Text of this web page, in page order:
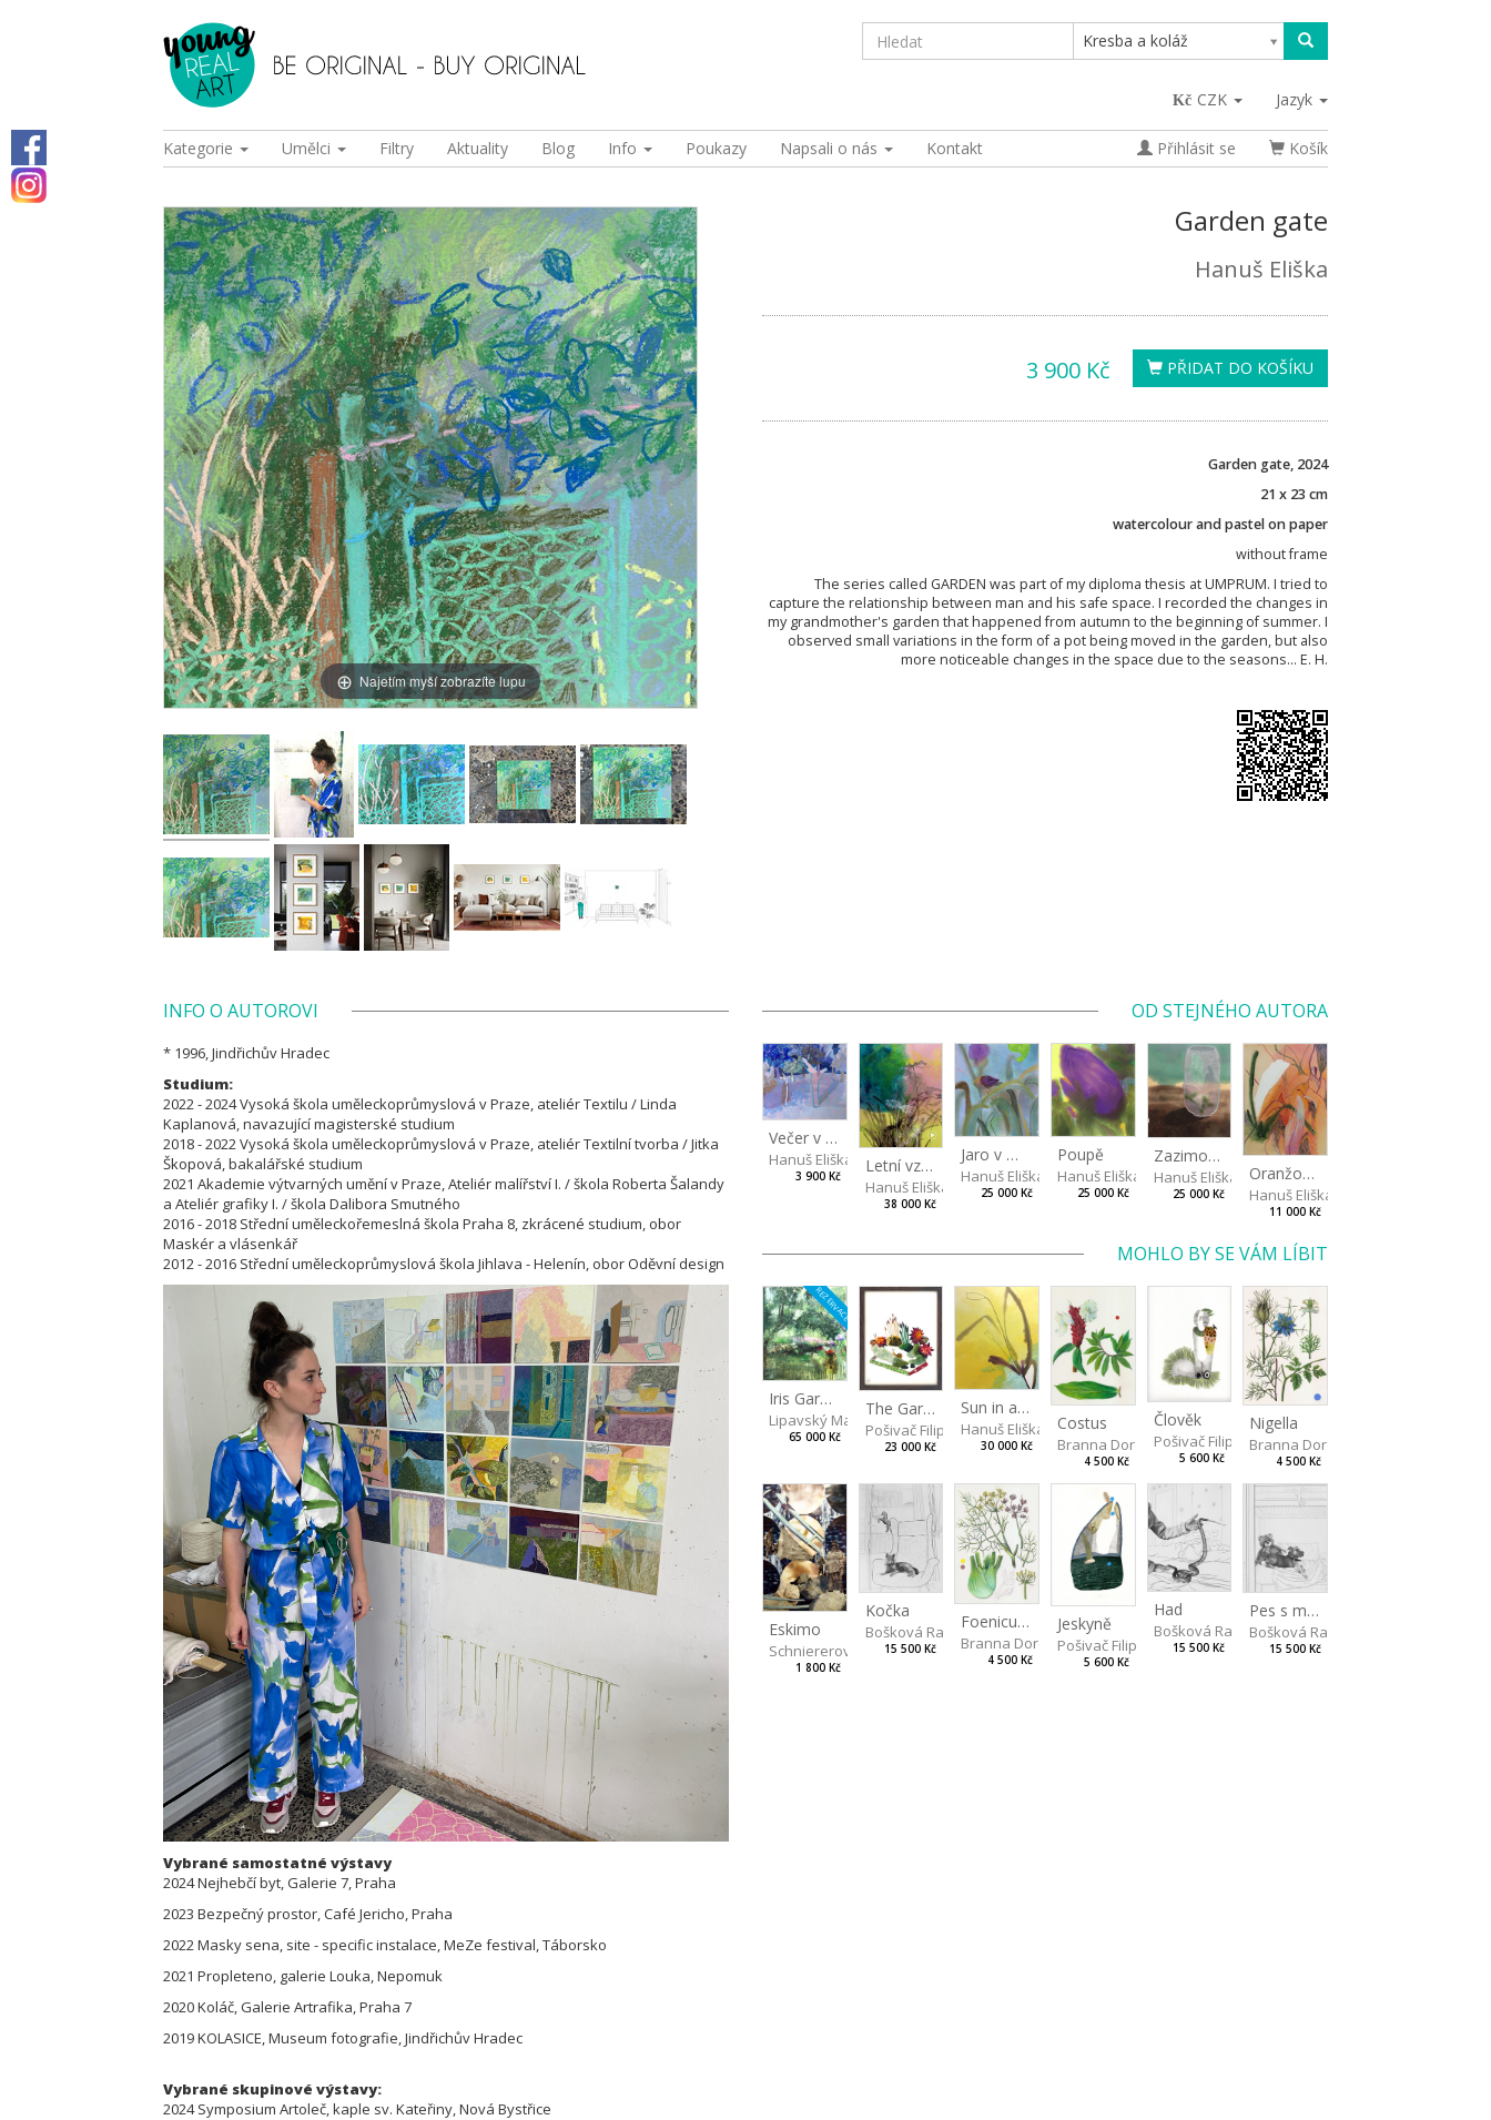
Kresba a koláž
CZK Jazyk
Kategorie Umělci Filtry Aktuality Blog Info Poukazy Napsali o nás Kontakt Přihlásit se Košík
Najetím myší zobrazíte lupu
Garden gate
Hanuš Eliška
PŘIDAT DO KOŠÍKU
3 900 Kč
Garden gate, 2024
21 x 23 cm
watercolour and pastel on paper
without frame
The series called GARDEN was part of my diploma thesis at UMPRUM. I tried to
capture the relationship between man and his safe space. I recorded the changes in
my grandmother's garden that happened from autumn to the beginning of summer. I
observed small variations in the form of a pot being moved in the garden, but also
more noticeable changes in the space due to the seasons... E. H.
INFO O AUTOROVI
* 1996, Jindřichův Hradec
Studium:
2022 - 2024 Vysoká škola uměleckoprůmyslová v Praze, ateliér Textilu / Linda
Kaplanová, navazující magisterské studium
2018 - 2022 Vysoká škola uměleckoprůmyslová v Praze, ateliér Textilní tvorba / Jitka
Škopová, bakalářské studium
2021 Akademie výtvarných umění v Praze, Ateliér malířství I. / škola Roberta Šalandy
a Ateliér grafiky I. / škola Dalibora Smutného
2016 - 2018 Střední uměleckořemeslná škola Praha 8, zkrácené studium, obor
Maskér a vlásenkář
2012 - 2016 Střední uměleckoprůmyslová škola Jihlava - Helenín, obor Oděvní design
Vybrané samostatné výstavy
2024 Nejhebčí byt, Galerie 7, Praha
2023 Bezpečný prostor, Café Jericho, Praha
2022 Masky sena, site - specific instalace, MeZe festival, Táborsko
2021 Propleteno, galerie Louka, Nepomuk
2020 Koláč, Galerie Artrafika, Praha 7
2019 KOLASICE, Museum fotografie, Jindřichův Hradec
Vybrané skupinové výstavy:
2024 Symposium Artoleč, kaple sv. Kateřiny, Nová Bystřice
OD STEJNÉHO AUTORA
Večer v třešňovém sadu
Hanuš Eliška
3 900 Kč
Letní vzduch v zahradě
Hanuš Eliška
38 000 Kč
Jaro v mlze
Hanuš Eliška
25 000 Kč
Poupě
Hanuš Eliška
25 000 Kč
Zazimování růží
Hanuš Eliška
25 000 Kč
Oranžová v listech
Hanuš Eliška
11 000 Kč
MOHLO BY SE VÁM LÍBIT
REZERVACE
Iris Garden
Lipavský Matěj
65 000 Kč
The Garden
Pošivač Filip
23 000 Kč
Sun in a Spring Garden
Hanuš Eliška
30 000 Kč
Costus
Branna Dorota
4 500 Kč
Člověk
Pošivač Filip
5 600 Kč
Nigella
Branna Dorota
4 500 Kč
Eskimo
Schniererová Miriama
1 800 Kč
Kočka
Bošková Radka
15 500 Kč
Foeniculum
Branna Dorota
4 500 Kč
Jeskyně
Pošivač Filip
5 600 Kč
Had
Bošková Radka
15 500 Kč
Pes s medvědem
Bošková Radka
15 500 Kč